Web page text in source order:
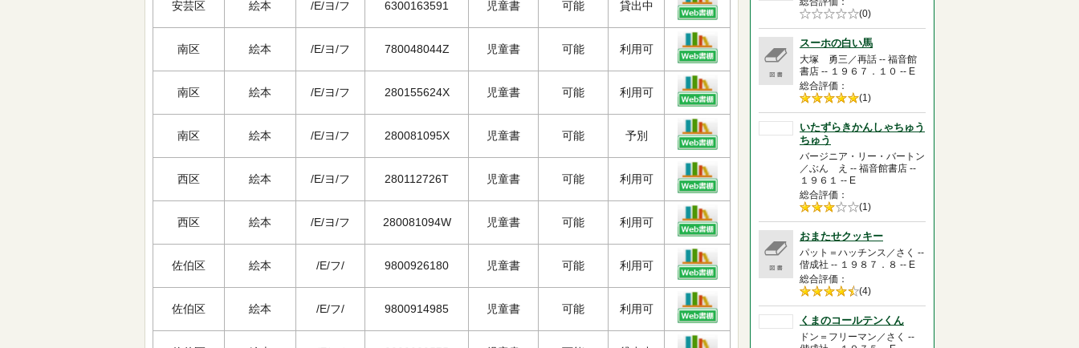
安芸区 絵本 /E/ヨ/フ 6300163591 児童書 可能 貸出中
南区 絵本 /E/ヨ/フ 780048044Z 児童書 可能 利用可
南区 絵本 /E/ヨ/フ 280155624X 児童書 可能 利用可
南区 絵本 /E/ヨ/フ 280081095X 児童書 可能 予別
西区 絵本 /E/ヨ/フ 280112726T 児童書 可能 利用可
西区 絵本 /E/ヨ/フ 280081094W 児童書 可能 利用可
佐伯区 絵本 /E/フ/ 9800926180 児童書 可能 利用可
佐伯区 絵本 /E/フ/ 9800914985 児童書 可能 利用可
5段階評価の
0.0
(0)
スーホの白い馬
大塚 勇三／再話 -- 福音館
書店 -- １９６７．１０ -- E
総合評価
5段階評価の
5.0
(1)
いたずらきかんしゃちゅう
ちゅう
バージニア・リー・バートン
／ぶん え -- 福音館書店 --
１９６１ -- E
総合評価
5段階評価の
3.0
(1)
おまたせクッキー
パット＝ハッチンス／さく --
偕成社 -- １９８７．８ -- E
総合評価
5段階評価の
4.5
(4)
くまのコールテンくん
ドン＝フリーマン／さく --